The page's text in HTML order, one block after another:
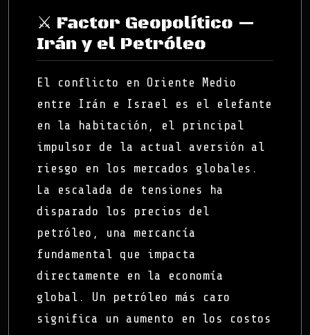
⚔️ Factor Geopolítico —
Irán y el Petróleo
El conflicto en Oriente Medio
entre Irán e Israel es el elefante
en la habitación, el principal
impulsor de la actual aversión al
riesgo en los mercados globales.
La escalada de tensiones ha
disparado los precios del
petróleo, una mercancía
fundamental que impacta
directamente en la economía
global. Un petróleo más caro
significa un aumento en los costos